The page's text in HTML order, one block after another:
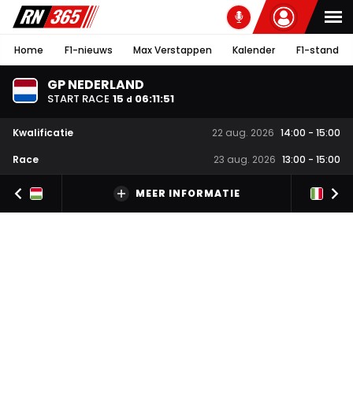
Home F1-nieuws Max Verstappen Kalender F1-stand
GP NEDERLAND
START RACE 15 d 06:11:51
Kwalificatie 22 aug. 2026 14:00 - 15:00
Race
23 aug. 2026 13:00 - 15:00
MEER INFORMATIE